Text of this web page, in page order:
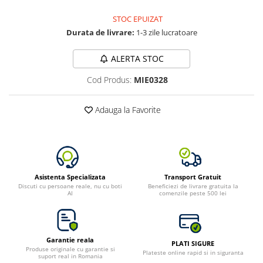
STOC EPUIZAT
Durata de livrare: 1-3 zile lucratoare
ALERTA STOC
Cod Produs: MIE0328
Adauga la Favorite
Asistenta Specializata
Discuti cu persoane reale, nu cu boti
AI
Transport Gratuit
Beneficiezi de livrare gratuita la
comenzile peste 500 lei
Garantie reala
Produse originale cu garantie si
suport real in Romania
PLATI SIGURE
Plateste online rapid si in siguranta